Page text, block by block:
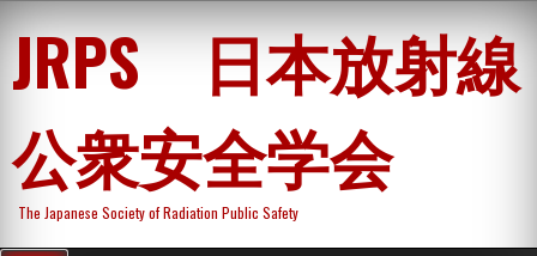
content
JRPS 日本放射線
公衆安全学会
The Japanese Society of Radiation Public Safety